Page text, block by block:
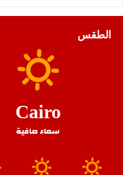
الطقس
Cairo
سماء صافية